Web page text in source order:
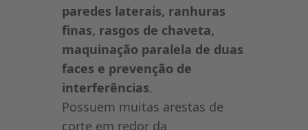
paredes laterais, ranhuras
finas, rasgos de chaveta,
maquinação paralela de duas
faces e prevenção de
interferências.
Possuem muitas arestas de
corte em redor da